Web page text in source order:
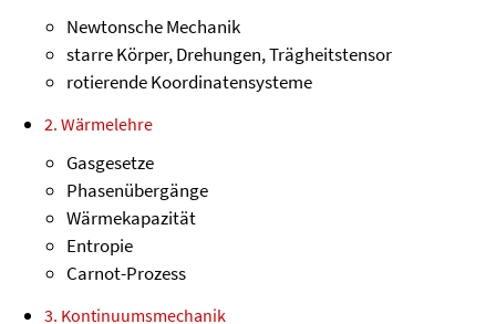
Newtonsche Mechanik
starre Körper, Drehungen, Trägheitstensor
rotierende Koordinatensysteme
2. Wärmelehre
Gasgesetze
Phasenübergänge
Wärmekapazität
Entropie
Carnot-Prozess
3. Kontinuumsmechanik